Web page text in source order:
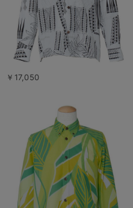
￥17,050